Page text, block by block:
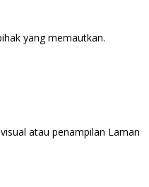
yang memautkan.
atau penampilan Laman